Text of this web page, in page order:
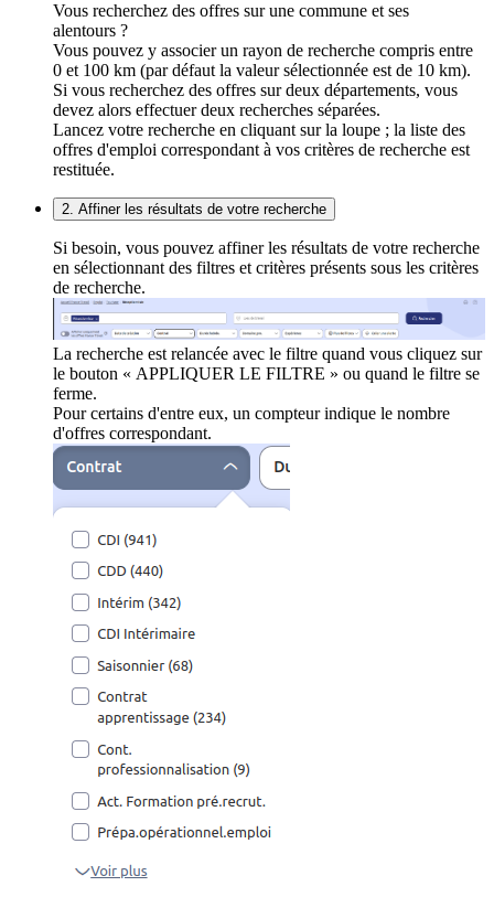
Vous recherchez des offres sur une commune et ses
alentours ?
Vous pouvez y associer un rayon de recherche compris entre
0 et 100 km (par défaut la valeur sélectionnée est de 10 km).
Si vous recherchez des offres sur deux départements, vous
devez alors effectuer deux recherches séparées.
Lancez votre recherche en cliquant sur la loupe ; la liste des
offres d'emploi correspondant à vos critères de recherche est
restituée.
2. Affiner les résultats de votre recherche
Si besoin, vous pouvez affiner les résultats de votre recherche
en sélectionnant des filtres et critères présents sous les critères
de recherche.
La recherche est relancée avec le filtre quand vous cliquez sur
le bouton « APPLIQUER LE FILTRE » ou quand le filtre se
ferme.
Pour certains d'entre eux, un compteur indique le nombre
d'offres correspondant.